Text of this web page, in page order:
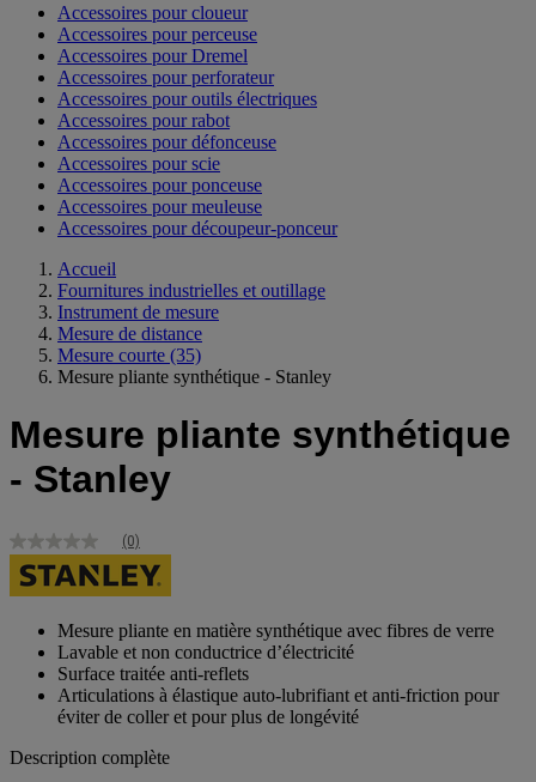
Accessoires pour cloueur
Accessoires pour perceuse
Accessoires pour Dremel
Accessoires pour perforateur
Accessoires pour outils électriques
Accessoires pour rabot
Accessoires pour défonceuse
Accessoires pour scie
Accessoires pour ponceuse
Accessoires pour meuleuse
Accessoires pour découpeur-ponceur
Accueil
Fournitures industrielles et outillage
Instrument de mesure
Mesure de distance
Mesure courte (35)
Mesure pliante synthétique - Stanley
Mesure pliante synthétique
- Stanley
Aucune
valeur
de
Lien
même
page.
(0)
Mesure pliante en matière synthétique avec fibres de verre
Lavable et non conductrice d’électricité
Surface traitée anti-reflets
Articulations à élastique auto-lubrifiant et anti-friction pour
éviter de coller et pour plus de longévité
Description complète